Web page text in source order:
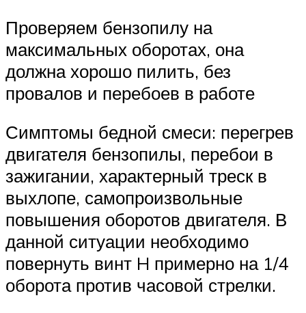
Проверяем бензопилу на
максимальных оборотах, она
должна хорошо пилить, без
провалов и перебоев в работе
Симптомы бедной смеси: перегрев
двигателя бензопилы, перебои в
зажигании, характерный треск в
выхлопе, самопроизвольные
повышения оборотов двигателя. В
данной ситуации необходимо
повернуть винт H примерно на 1/4
оборота против часовой стрелки.